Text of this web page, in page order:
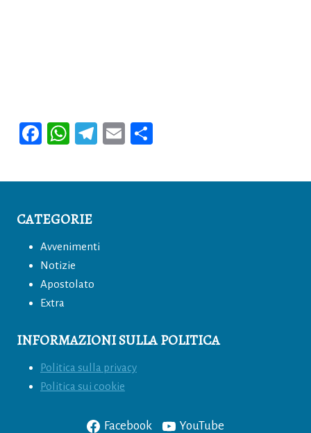
F
c
b
o
o
k
W
at
A
p
p
T
e
m
E
ai n
CATEGORIE
Avvenimenti
Notizie
Apostolato
Extra
INFORMAZIONI SULLA POLITICA
Politica sulla privacy
Politica sui cookie
Facebook YouTube